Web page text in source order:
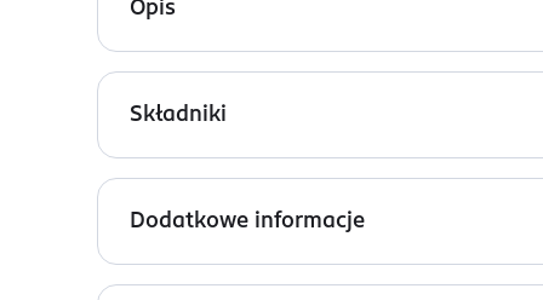
Opis
Uniwersalne listki piorące Dr.Beckmann o
niskich temperaturach.
nadają się do krótkich cykli prania
zapewniają skuteczne pranie w
łatwe do transportowania i
nie zawierają mikroplastiku, substancji
Składniki
? 30% anionowe środki powierzchniowo czynne.
Dodatkowe informacje
PRZYGOTOWANIE I STOSOWANIE